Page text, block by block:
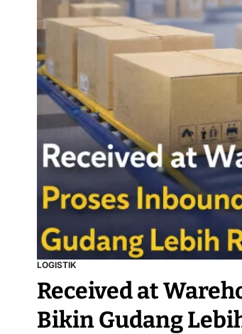
LOGISTIK
Received at
Bikin Gudang